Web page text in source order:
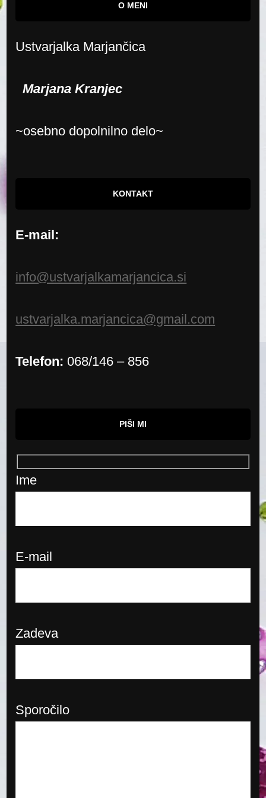
O MENI
Ustvarjalka Marjančica
Marjana Kranjec
~osebno dopolnilno delo~
KONTAKT
E-mail:
info@ustvarjalkamarjancica.si
ustvarjalka.marjancica@gmail.com
Telefon:068/146 – 856
PIŠI MI
Ime
E-mail
Zadeva
Sporočilo